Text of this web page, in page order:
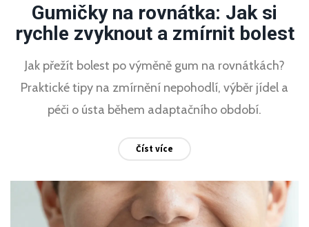
Gumičky na rovnátka: Jak si
rychle zvyknout a zmírnit bolest
Jak přežít bolest po výměně gum na rovnátkách?
Praktické tipy na zmírnění nepohodlí, výběr jídel a
péči o ústa během adaptačního období.
Číst více